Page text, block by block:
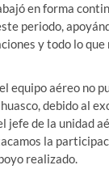
en forma
periodo,
y todo lo
equipo aéreo no
debido al
jefe de la unidad
la
realizado.